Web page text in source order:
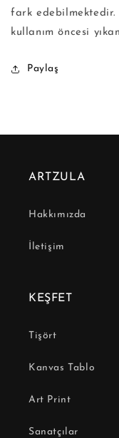
fark edebilmektedir.
kullanım öncesi
Paylaş
ARTZULA
Hakkımızda
İletişim
KEŞFET
Tişört
Kanvas Tablo
Art Print
Sanatçılar